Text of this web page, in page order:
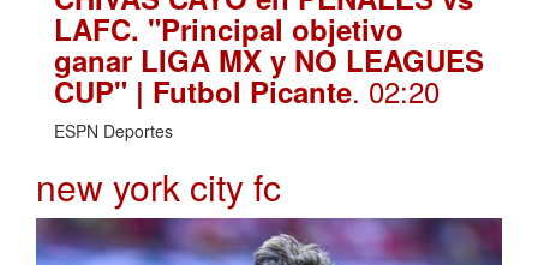
LAFC. "Principal objetivo
ganar LIGA MX y NO LEAGUES
CUP" | Futbol Picante. 02:20
ESPN Deportes
new york city fc